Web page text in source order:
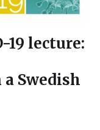
19 lecture:
Swedish